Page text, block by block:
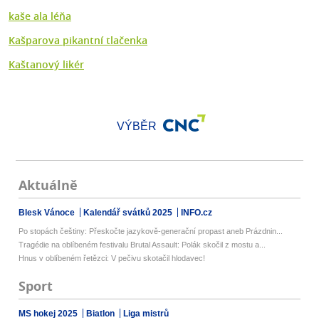
kaše ala léňa
Kašparova pikantní tlačenka
Kaštanový likér
VÝBĚR
Aktuálně
Blesk Vánoce Kalendář svátků 2025 INFO.cz
Po stopách češtiny: Přeskočte jazykově-generační propast aneb Prázdnin...
Tragédie na oblíbeném festivalu Brutal Assault: Polák skočil z mostu a...
Hnus v oblíbeném řetězci: V pečivu skotačil hlodavec!
Sport
MS hokej 2025 Biatlon Liga mistrů